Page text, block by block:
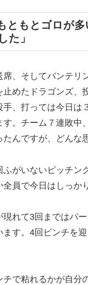
ともとゴロが
た」
席、そしてバンテリ
止めたドラゴンズ、
手、打っては今日は
す。チーム７連敗中
たんですが、どんな
ふがいないピッチ
員で今日はしっか
現れて3回まではパ
ます。4回ピンチを
チで粘れるかが自